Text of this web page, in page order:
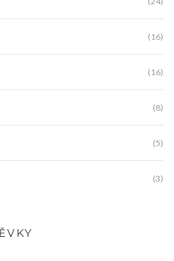
(16)
(16)
(8)
(5)
(3)